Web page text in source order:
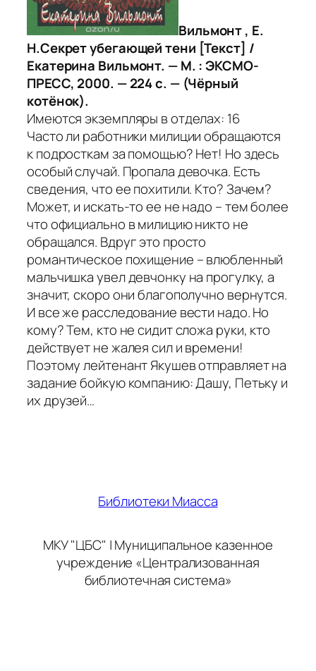
Вильмонт , Е.
Н.Секрет убегающей тени [Текст] /
Екатерина Вильмонт. — М. : ЭКСМО-
ПРЕСС, 2000. — 224 с. — (Чёрный
котёнок).
Имеются экземпляры в отделах: 16
Часто ли работники милиции обращаются
к подросткам за помощью? Нет! Но здесь
особый случай. Пропала девочка. Есть
сведения, что ее похитили. Кто? Зачем?
Может, и искать-то ее не надо – тем более
что официально в милицию никто не
обращался. Вдруг это просто
романтическое похищение – влюбленный
мальчишка увел девчонку на прогулку, а
значит, скоро они благополучно вернутся.
И все же расследование вести надо. Но
кому? Тем, кто не сидит сложа руки, кто
действует не жалея сил и времени!
Поэтому лейтенант Якушев отправляет на
задание бойкую компанию: Дашу, Петьку и
их друзей…
Библиотеки Миасса
МКУ "ЦБС" | Муниципальное казенное
учреждение «Централизованная
библиотечная система»